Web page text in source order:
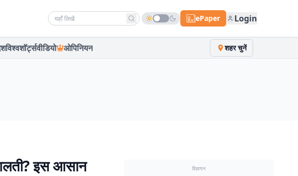
Search news ePaper Login
विश्वशॉर्ट्सवीडियो ओपिनियन शहर चुनें
इस आसान
विज्ञापन